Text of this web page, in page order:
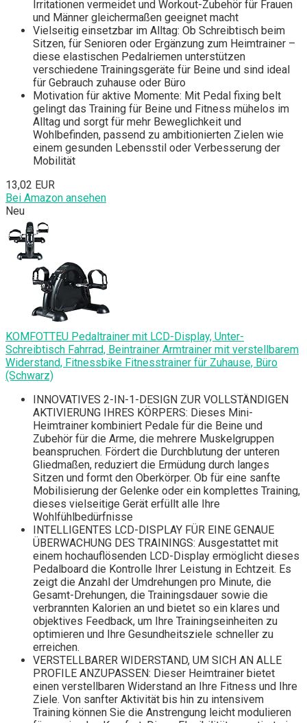
Irritationen vermeidet und Workout-Zubehör für Frauen
und Männer gleichermaßen geeignet macht
Vielseitig einsetzbar im Alltag: Ob Schreibtisch beim
Sitzen, für Senioren oder Ergänzung zum Heimtrainer –
diese elastischen Pedalriemen unterstützen
verschiedene Trainingsgeräte für Beine und sind ideal
für Gebrauch zuhause oder Büro
Motivation für aktive Momente: Mit Pedal fixing belt
gelingt das Training für Beine und Fitness mühelos im
Alltag und sorgt für mehr Beweglichkeit und
Wohlbefinden, passend zu ambitionierten Zielen wie
einem gesunden Lebensstil oder Verbesserung der
Mobilität
13,02 EUR
Bei Amazon ansehen
Neu
KOMFOTTEU Pedaltrainer mit LCD-Display, Unter-
Schreibtisch Fahrrad, Beintrainer Armtrainer mit verstellbarem
Widerstand, Fitnessbike Fitnesstrainer für Zuhause, Büro
(Schwarz)
INNOVATIVES 2-IN-1-DESIGN ZUR VOLLSTÄNDIGEN
AKTIVIERUNG IHRES KÖRPERS: Dieses Mini-
Heimtrainer kombiniert Pedale für die Beine und
Zubehör für die Arme, die mehrere Muskelgruppen
beanspruchen. Fördert die Durchblutung der unteren
Gliedmaßen, reduziert die Ermüdung durch langes
Sitzen und formt den Oberkörper. Ob für eine sanfte
Mobilisierung der Gelenke oder ein komplettes Training,
dieses vielseitige Gerät erfüllt alle Ihre
Wohlfühlbedürfnisse
INTELLIGENTES LCD-DISPLAY FÜR EINE GENAUE
ÜBERWACHUNG DES TRAININGS: Ausgestattet mit
einem hochauflösenden LCD-Display ermöglicht dieses
Pedalboard die Kontrolle Ihrer Leistung in Echtzeit. Es
zeigt die Anzahl der Umdrehungen pro Minute, die
Gesamt-Drehungen, die Trainingsdauer sowie die
verbrannten Kalorien an und bietet so ein klares und
objektives Feedback, um Ihre Trainingseinheiten zu
optimieren und Ihre Gesundheitsziele schneller zu
erreichen.
VERSTELLBARER WIDERSTAND, UM SICH AN ALLE
PROFILE ANZUPASSEN: Dieser Heimtrainer bietet
einen verstellbaren Widerstand an Ihre Fitness und Ihre
Ziele. Von sanfter Aktivität bis hin zu intensivem
Training können Sie die Anstrengung leicht modulieren